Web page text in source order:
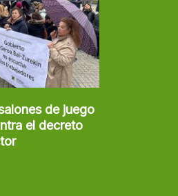
de juego
el decreto